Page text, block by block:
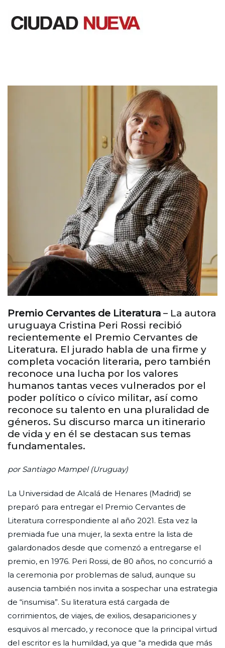
Premio Cervantes de Literatura – La autora
uruguaya Cristina Peri Rossi recibió
recientemente el Premio Cervantes de
Literatura. El jurado habla de una firme y
completa vocación literaria, pero también
reconoce una lucha por los valores
humanos tantas veces vulnerados por el
poder político o cívico militar, así como
reconoce su talento en una pluralidad de
géneros. Su discurso marca un itinerario
de vida y en él se destacan sus temas
fundamentales.
por Santiago Mampel (Uruguay)
La Universidad de Alcalá de Henares (Madrid) se
preparó para entregar el Premio Cervantes de
Literatura correspondiente al año 2021. Esta vez la
premiada fue una mujer, la sexta entre la lista de
galardonados desde que comenzó a entregarse el
premio, en 1976. Peri Rossi, de 80 años, no concurrió a
la ceremonia por problemas de salud, aunque su
ausencia también nos invita a sospechar una estrategia
de “insumisa”. Su literatura está cargada de
corrimientos, de viajes, de exilios, desapariciones y
esquivos al mercado, y reconoce que la principal virtud
del escritor es la humildad, ya que “a medida que más